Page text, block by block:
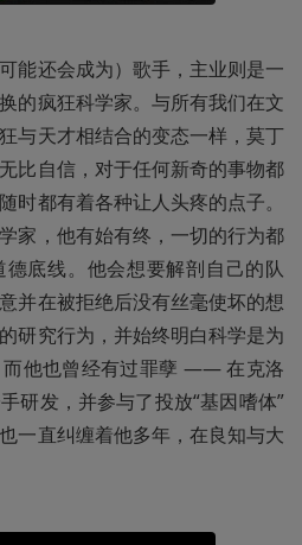
能还会成为）歌手，主业则是一
的疯狂科学家。与所有我们在文
与天才相结合的变态一样，莫丁
比自信，对于任何新奇的事物都
时都有着各种让人头疼的点子。
家，他有始有终，一切的行为都
底线。他会想要解剖自己的队
并在被拒绝后没有丝毫使坏的想
研究行为，并始终明白科学是为
而他也曾经有过罪孽 —— 在克洛
研发，并参与了投放“基因嗜体”
一直纠缠着他多年，在良知与大